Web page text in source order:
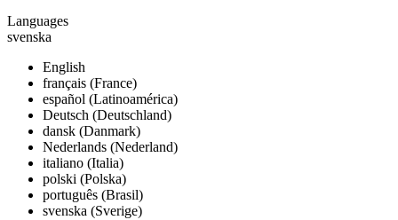
Languages
svenska
English
français (France)
español (Latinoamérica)
Deutsch (Deutschland)
dansk (Danmark)
Nederlands (Nederland)
italiano (Italia)
polski (Polska)
português (Brasil)
svenska (Sverige)